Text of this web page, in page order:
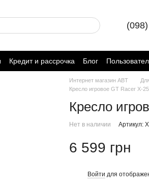
Кредит и рассрочка Блог
Интернет магазин ABT
Кресло игровое GT Racer X-
Кресло
Нет в наличии Артикул:
6 599 грн
Войти для